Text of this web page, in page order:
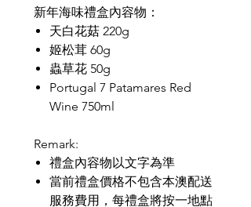
新年海味禮盒內容物：
天白花菇 220g
姬松茸 60g
蟲草花 50g
Portugal 7 Patamares Red
Wine 750ml
Remark:
禮盒內容物以文字為準
當前禮盒價格不包含本澳配送
服務費用，每禮盒將按一地點